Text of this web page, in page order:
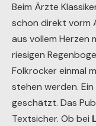
Beim Ärzte
schon direkt vorm
aus vollem Herzen
riesigen
Folkrocker einmal
stehen werden.
geschätzt. Das
Textsicher. Ob bei